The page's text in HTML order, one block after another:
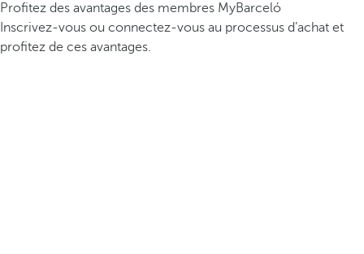
Profitez des avantages des membres MyBarceló
Inscrivez-vous ou connectez-vous au processus d’achat et
profitez de ces avantages.